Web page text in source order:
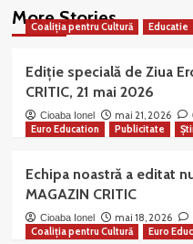
More Stories
Coaliția pentru Cultură Educatie
Ediție specială de Ziua
CRITIC, 21 mai 2026
Cioaba Ionel mai 21, 2026
Euro Education Publicitate
Echipa noastră a editat
MAGAZIN CRITIC
Cioaba Ionel mai 18, 2026
Coaliția pentru Cultură Euro